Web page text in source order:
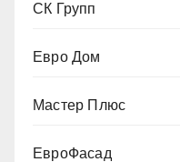
СК Групп
Евро Дом
Мастер Плюс
ЕвроФасад